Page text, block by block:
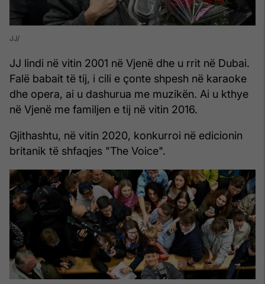
JJ
JJ lindi në vitin 2001 në Vjenë dhe u rrit në Dubai.
Falë babait të tij, i cili e çonte shpesh në karaoke
dhe opera, ai u dashurua me muzikën. Ai u kthye
në Vjenë me familjen e tij në vitin 2016.
Gjithashtu, në vitin 2020, konkurroi në edicionin
britanik të shfaqjes "The Voice".